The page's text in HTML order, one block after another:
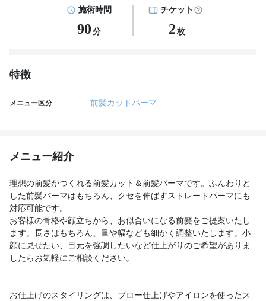
施術時間
90 分
チケット
2 枚
特徴
メニュー区分 前髪カットパーマ
メニュー紹介
理想の前髪がつくれる前髪カット＆前髪パーマです。ふんわりと
した前髪パーマはもちろん、クセを伸ばすストレートパーマにも
対応可能です。
お客様の骨格や顔立ちから、お似合いになる前髪をご提案いたし
ます。長さはもちろん、量や幅なども細かく調整いたします。小
顔に見せたい、目元を強調したいなど仕上がりのご希望がありま
したらお気軽にご相談ください。
お仕上げのスタイリングは、ブロー仕上げやアイロンを使ったス